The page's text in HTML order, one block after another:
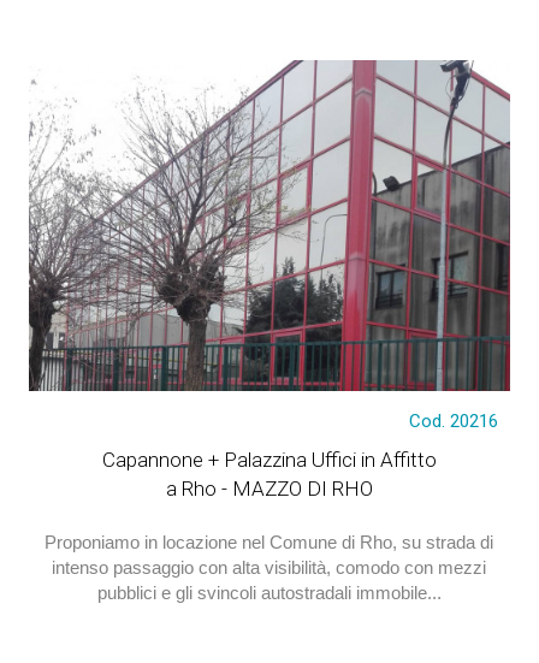
Cod. 20216
Capannone + Palazzina Uffici in Affitto
a Rho - MAZZO DI RHO
Proponiamo in locazione nel Comune di Rho, su strada di
intenso passaggio con alta visibilità, comodo con mezzi
pubblici e gli svincoli autostradali immobile...